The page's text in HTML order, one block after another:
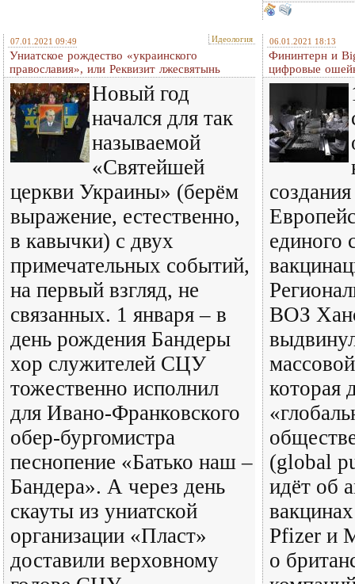
07.01.2021 09:49 Идеология
Униатское рождество «украинского
православия», или Реквизит лжесвятынь
Новый год
начался для так
называемой
«Святейшей
церкви Украины» (берём
выражение, естественно,
в кавычки) с двух
примечательных событий,
на первый взгляд, не
связанных. 1 января – в
день рождения Бандеры
хор служителей СЦУ
тожественно исполнил
для Ивано-Франковского
обер-бургомистра
песнопение «Батько наш –
Бандера». А через день
скауты из униатской
организации «Пласт»
доставили верховному
06.01.2021 18:13
Фининтерн и
цифровые
единого
ВОЗ
которая
(global
идёт об
Pfizer и
о